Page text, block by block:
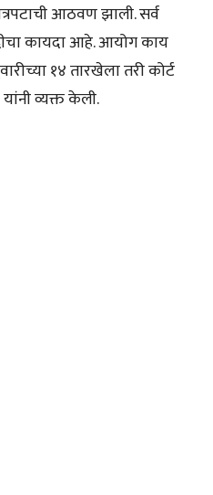
आठवण झाली. सर्व
कायदा आहे. आयोग काय
१४ तारखेला तरी कोर्ट
व्यक्त केली.